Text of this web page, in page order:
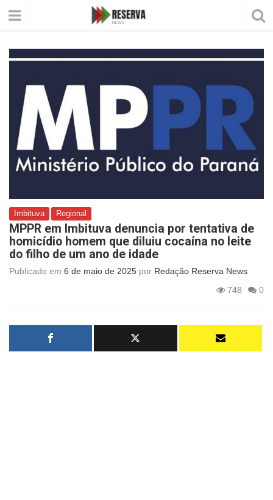
Imbituva Regional
MPPR em Imbituva denuncia por tentativa de
homicídio homem que diluiu cocaína no leite
do filho de um ano de idade
Publicado em 6 de maio de 2025 por Redação Reserva News
748
0